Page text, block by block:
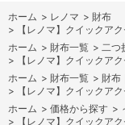
ホーム > レノマ > 財布
>
【レノマ】クイックア
ホーム > 財布一覧 > 二つ
>
【レノマ】クイックア
ホーム > 財布一覧 > 財布
>
【レノマ】クイックア
ホーム > 価格から探す >
>
【レノマ】クイックア